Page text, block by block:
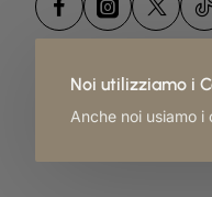
Noi utilizziamo i
Anche noi usiamo